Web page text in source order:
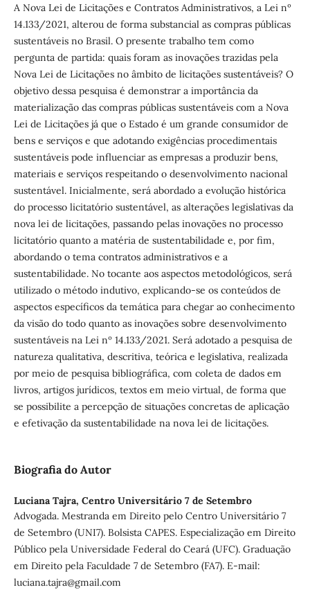
A Nova Lei de Licitações e Contratos Administrativos, a Lei nº
14.133/2021, alterou de forma substancial as compras públicas
sustentáveis no Brasil. O presente trabalho tem como
pergunta de partida: quais foram as inovações trazidas pela
Nova Lei de Licitações no âmbito de licitações sustentáveis? O
objetivo dessa pesquisa é demonstrar a importância da
materialização das compras públicas sustentáveis com a Nova
Lei de Licitações já que o Estado é um grande consumidor de
bens e serviços e que adotando exigências procedimentais
sustentáveis pode influenciar as empresas a produzir bens,
materiais e serviços respeitando o desenvolvimento nacional
sustentável. Inicialmente, será abordado a evolução histórica
do processo licitatório sustentável, as alterações legislativas da
nova lei de licitações, passando pelas inovações no processo
licitatório quanto a matéria de sustentabilidade e, por fim,
abordando o tema contratos administrativos e a
sustentabilidade. No tocante aos aspectos metodológicos, será
utilizado o método indutivo, explicando-se os conteúdos de
aspectos específicos da temática para chegar ao conhecimento
da visão do todo quanto as inovações sobre desenvolvimento
sustentáveis na Lei nº 14.133/2021. Será adotado a pesquisa de
natureza qualitativa, descritiva, teórica e legislativa, realizada
por meio de pesquisa bibliográfica, com coleta de dados em
livros, artigos jurídicos, textos em meio virtual, de forma que
se possibilite a percepção de situações concretas de aplicação
e efetivação da sustentabilidade na nova lei de licitações.
Biografia do Autor
Luciana Tajra, Centro Universitário 7 de Setembro
Advogada. Mestranda em Direito pelo Centro Universitário 7
de Setembro (UNI7). Bolsista CAPES. Especialização em Direito
Público pela Universidade Federal do Ceará (UFC). Graduação
em Direito pela Faculdade 7 de Setembro (FA7). E-mail:
luciana.tajra@gmail.com